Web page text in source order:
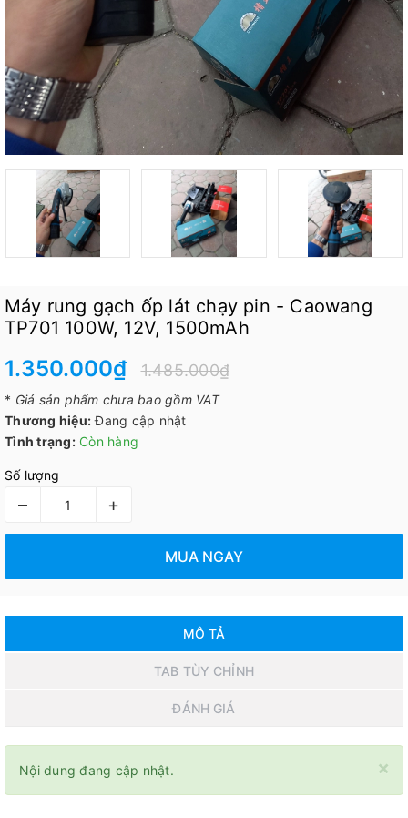
Máy rung gạch ốp lát chạy pin - Caowang
TP701 100W, 12V, 1500mAh
1.350.000₫ 1.485.000₫
* Giá sản phẩm chưa bao gồm VAT
Thương hiệu: Đang cập nhật
Tình trạng: Còn hàng
Số lượng
– +
MUA NGAY
MÔ TẢ
TAB TÙY CHỈNH
ĐÁNH GIÁ
×
Nội dung đang cập nhật.